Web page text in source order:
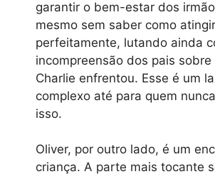
garantir o bem-estar dos
mesmo sem saber como
perfeitamente, lutando ainda
incompreensão dos pais sobre
Charlie enfrentou. Esse é um
complexo até para quem
isso.
Oliver, por outro lado, é um
criança. A parte mais tocante